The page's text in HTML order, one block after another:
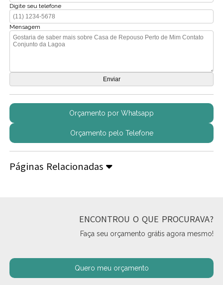
Digite seu telefone
Mensagem
Orçamento por Whatsapp
Orçamento pelo Telefone
Páginas Relacionadas
ENCONTROU O QUE PROCURAVA?
Faça seu orçamento grátis agora mesmo!
Quero meu orçamento